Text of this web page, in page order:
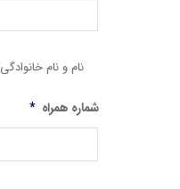
نام و نام
شماره همراه *